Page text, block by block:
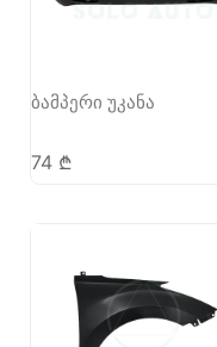
ბამპერი უკანა
74 ₾